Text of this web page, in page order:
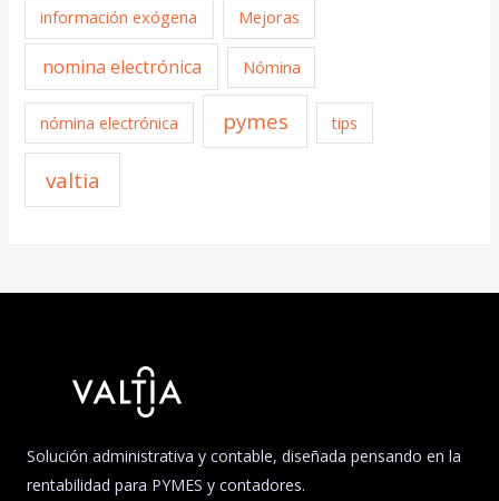
información exógena Mejoras
nomina electrónica Nómina
nómina electrónica pymes tips
valtia
Solución administrativa y contable, diseñada pensando en la
rentabilidad para PYMES y contadores.